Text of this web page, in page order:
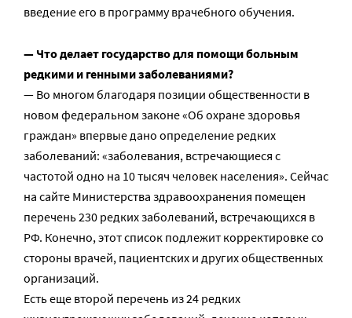
введение его в программу врачебного обучения.
— Что делает государство для помощи больным
редкими и генными заболеваниями?
— Во многом благодаря позиции общественности в
новом федеральном законе «Об охране здоровья
граждан» впервые дано определение редких
заболеваний: «заболевания, встречающиеся с
частотой одно на 10 тысяч человек населения». Сейчас
на сайте Министерства здравоохранения помещен
перечень 230 редких заболеваний, встречающихся в
РФ. Конечно, этот список подлежит корректировке со
стороны врачей, пациентских и других общественных
организаций.
Есть еще второй перечень из 24 редких